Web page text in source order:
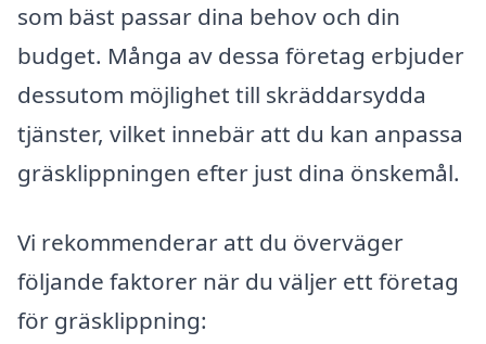
som bäst passar dina behov och din
budget. Många av dessa företag erbjuder
dessutom möjlighet till skräddarsydda
tjänster, vilket innebär att du kan anpassa
gräsklippningen efter just dina önskemål.
Vi rekommenderar att du överväger
följande faktorer när du väljer ett företag
för gräsklippning: